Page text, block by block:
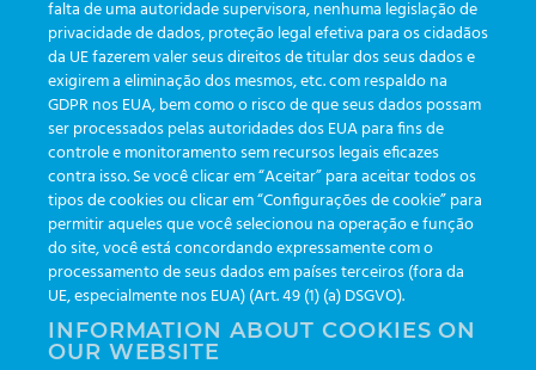
conteúdo
SETUP
Nenhum produto foi encontrado para a sua seleção.
Desenvolvido porGreiner Service Tech
falta de uma autoridade supervisora, nenhuma legislação de
privacidade de dados, proteção legal efetiva para os cidadãos
da UE fazerem valer seus direitos de titular dos seus dados e
exigirem a eliminação dos mesmos, etc. com respaldo na
GDPR nos EUA, bem como o risco de que seus dados possam
ser processados pelas autoridades dos EUA para fins de
controle e monitoramento sem recursos legais eficazes
contra isso. Se você clicar em “Aceitar” para aceitar todos os
tipos de cookies ou clicar em “Configurações de cookie” para
permitir aqueles que você selecionou na operação e função
do site, você está concordando expressamente com o
processamento de seus dados em países terceiros (fora da
UE, especialmente nos EUA) (Art. 49 (1) (a) DSGVO).
INFORMATION ABOUT COOKIES ON
OUR WEBSITE